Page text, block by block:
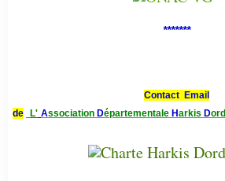
*******
Contact Email
de
L' Association Départementale Harkis D